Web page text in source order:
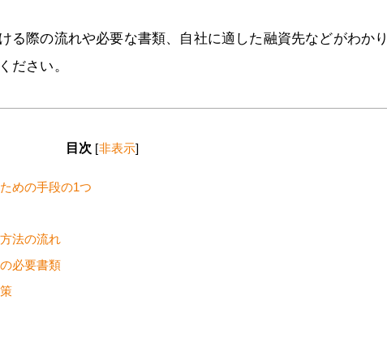
る際の流れや必要な書類、自社に適した融資先などがわかり
ださい。
目次 [非表示]
めの手段の1つ
法の流れ
必要書類